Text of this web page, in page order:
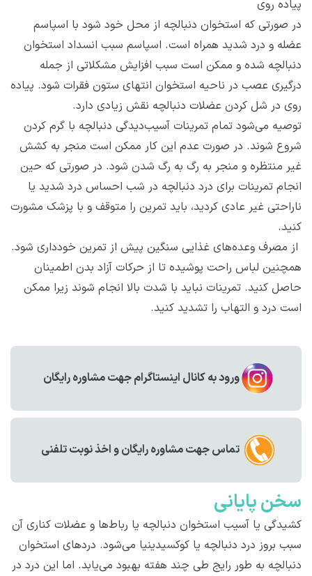
پیاده ‌روی
در صورتی که استخوان دنبالچه از محل خود شود با اسپاسم
عضله و درد شدید همراه است. اسپاسم سبب انسداد استخوان
دنبالچه شده و ممکن است سبب افزایش مشکلاتی از جمله
درگیری عصب در ناحیه استخوان انتهای ستون فقرات شود. پیاده
‌روی در شل کردن عضلات دنبالچه نقش زیادی دارد.
توصیه می‌شود تمام تمرینات آسیب‌دیدگی دنبالچه با گرم کردن
شروع شوند. در صورت عدم این کار ممکن است منجر به کشش
غیر منتظره و منجر به رگ به رگ شدن شود. در صورتی که حین
انجام تمرینات برای درد دنبالچه در شب احساس درد شدید یا
ناراحتی غیر عادی کردید، باید تمرین را متوقف و با پزشک مشورت
کنید.
از مصرف وعده‌های غذایی سنگین پیش از تمرین خودداری شود.
همچنین لباس راحت پوشیده تا از حرکات آزاد بدن اطمینان
حاصل کنید. تمرینات نباید با شدت بالا انجام شوند زیرا ممکن
است درد و التهاب را تشدید کنید.
ورود به کانال اینستاگرام جهت مشاوره رایگان
تماس جهت مشاوره رايگان و اخذ نوبت تلفنی
سخن پایانی
کشیدگی یا آسیب استخوان دنبالچه یا رباط‌‌ها و عضلات کناری آن
سبب بروز درد دنبالچه یا کوکسیدینیا می‌شود. دردهای استخوان
دنبالچه به طور رایج طی چند هفته بهبود می‌یابد. اما این درد در